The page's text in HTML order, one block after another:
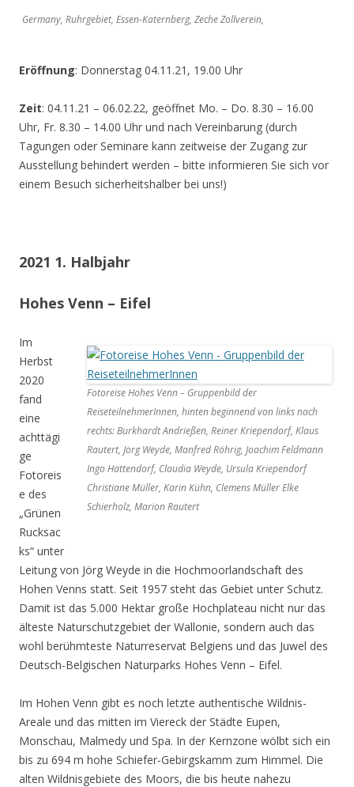
Germany, Ruhrgebiet, Essen-Katernberg, Zeche Zollverein,
Eröffnung: Donnerstag 04.11.21, 19.00 Uhr
Zeit: 04.11.21 – 06.02.22, geöffnet Mo. – Do. 8.30 – 16.00
Uhr, Fr. 8.30 – 14.00 Uhr und nach Vereinbarung (durch
Tagungen oder Seminare kann zeitweise der Zugang zur
Ausstellung behindert werden – bitte informieren Sie sich vor
einem Besuch sicherheitshalber bei uns!)
2021 1. Halbjahr
Hohes Venn – Eifel
Fotoreise Hohes Venn – Gruppenbild der
ReiseteilnehmerInnen, hinten beginnend von links nach
rechts: Burkhardt Andrießen, Reiner Kriependorf, Klaus
Rautert, Jörg Weyde, Manfred Röhrig, Joachim Feldmann
Ingo Hattendorf, Claudia Weyde, Ursula Kriependorf
Christiane Müller, Karin Kühn, Clemens Müller Elke
Schierholz, Marion Rautert
Im
Herbst
2020
fand
eine
achttägi
ge
Fotoreis
e des
„Grünen
Rucksac
ks“ unter
Leitung von Jörg Weyde in die Hochmoorlandschaft des
Hohen Venns statt. Seit 1957 steht das Gebiet unter Schutz.
Damit ist das 5.000 Hektar große Hochplateau nicht nur das
älteste Naturschutzgebiet der Wallonie, sondern auch das
wohl berühmteste Naturreservat Belgiens und das Juwel des
Deutsch-Belgischen Naturparks Hohes Venn – Eifel.
Im Hohen Venn gibt es noch letzte authentische Wildnis-
Areale und das mitten im Viereck der Städte Eupen,
Monschau, Malmedy und Spa. In der Kernzone wölbt sich ein
bis zu 694 m hohe Schiefer-Gebirgskamm zum Himmel. Die
alten Wildnisgebiete des Moors, die bis heute nahezu